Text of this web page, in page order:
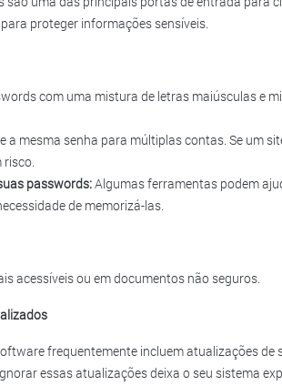
proteger informações sensíveis.
com uma mistura de letras maiúsculas e
a mesma senha para múltiplas contas. Se um
passwords:Algumas ferramentas podem
de memorizá-las.
acessíveis ou em documentos não seguros.
frequentemente incluem atualizações de
essas atualizações deixa o seu sistema